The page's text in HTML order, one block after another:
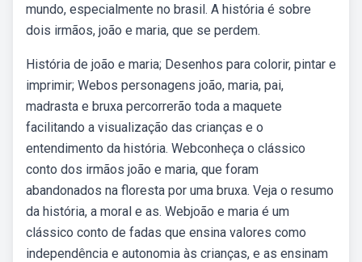
mundo, especialmente no brasil. A história é sobre
dois irmãos, joão e maria, que se perdem.
História de joão e maria; Desenhos para colorir, pintar e
imprimir; Webos personagens joão, maria, pai,
madrasta e bruxa percorrerão toda a maquete
facilitando a visualização das crianças e o
entendimento da história. Webconheça o clássico
conto dos irmãos joão e maria, que foram
abandonados na floresta por uma bruxa. Veja o resumo
da história, a moral e as. Webjoão e maria é um
clássico conto de fadas que ensina valores como
independência e autonomia às crianças, e as ensinam